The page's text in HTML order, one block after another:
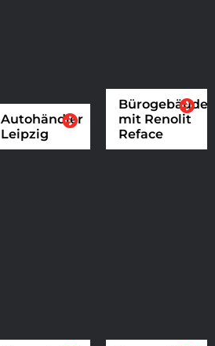
Autohändler
Leipzig
Bürogebäude
mit Renolit
Reface